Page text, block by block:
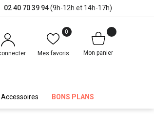
02 40 70 39 94(9h-12h et 14h-17h)
0
Mes favoris Mon panier
Accessoires BONS PLANS